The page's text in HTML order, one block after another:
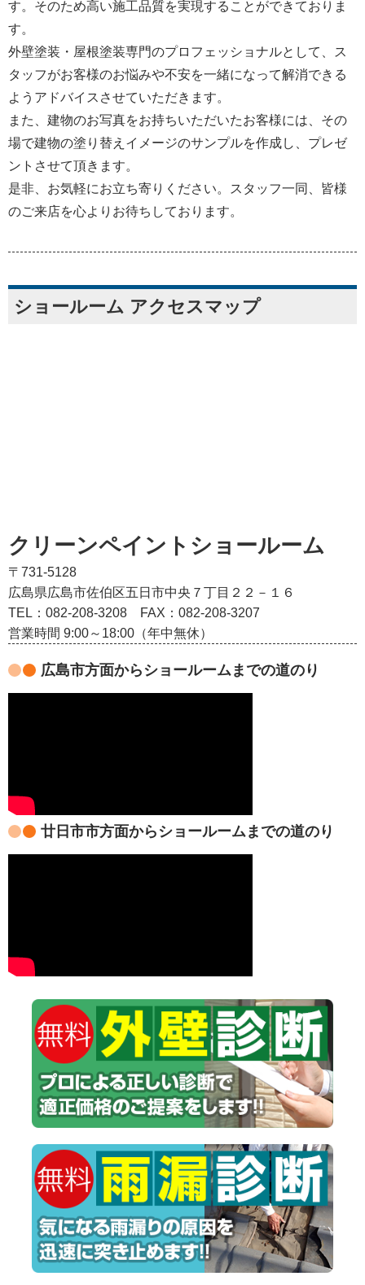
す。そのため高い施工品質を実現することができておりま
す。
外壁塗装・屋根塗装専門のプロフェッショナルとして、ス
タッフがお客様のお悩みや不安を一緒になって解消できる
ようアドバイスさせていただきます。
また、建物のお写真をお持ちいただいたお客様には、その
場で建物の塗り替えイメージのサンプルを作成し、プレゼ
ントさせて頂きます。
是非、お気軽にお立ち寄りください。スタッフ一同、皆様
のご来店を心よりお待ちしております。
ショールーム アクセスマップ
クリーンペイントショールーム
〒731-5128
広島県広島市佐伯区五日市中央７丁目２２－１６
TEL：082‐208‐3208
FAX：082-208-3207
営業時間 9:00～18:00（年中無休）
広島市方面からショールームまでの道のり
廿日市市方面からショールームまでの道のり